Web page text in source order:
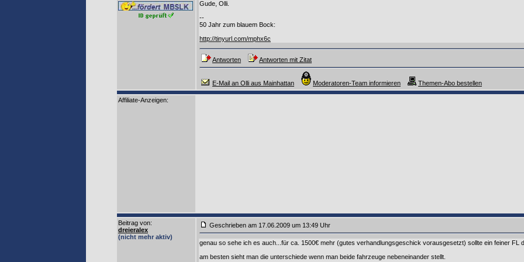
Gude, Olli.
--
50 Jahr zum blauem Bock:
http://tinyurl.com/mphx6c
Antworten Antworten mit Zitat
E-Mail an Olli aus Mainhattan Moderatoren-Team informieren Themen-Abo bestellen
Affiliate-Anzeigen:
Beitrag von:
dreieralex
(nicht mehr aktiv)
Geschrieben am 17.06.2009 um 13:49 Uhr
genau so sehe ich es auch...für ca. 1500€ mehr (gutes verhandlungsgeschick vorausgesetzt) sollte ein feiner FL
am besten sieht man die unterschiede wenn man beide fahrzeuge nebeneinander stellt.